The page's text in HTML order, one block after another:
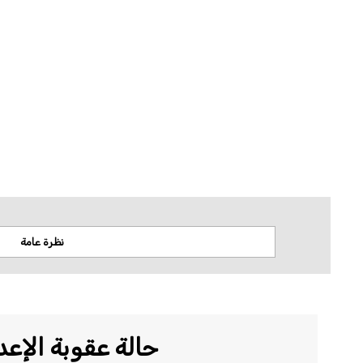
نظرة عامة
حالة عقوبة